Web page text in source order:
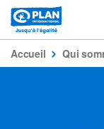
Accueil Qui